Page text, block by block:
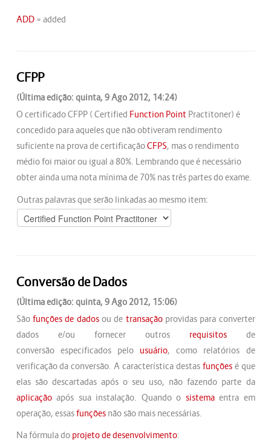
ADD= added
CFPP
(Última edição: quinta, 9 Ago 2012, 14:24)
O certificado CFPP ( Certified Function Point Practitoner) é
concedido para aqueles que não obtiveram rendimento
suficiente na prova de certificaçãoCFPS, mas o rendimento
médio foi maior ou igual a 80%. Lembrando que é necessário
obter ainda uma nota mínima de 70% nas três partes do exame.
Outras palavras que serão linkadas ao mesmo item:
Conversão de Dados
(Última edição: quinta, 9 Ago 2012, 15:06)
São funções de dadosou de transaçãoprovidas para converter
dados e/ou fornecer outros requisitosde
conversão especificados pelo usuário, como relatórios de
verificação da conversão. A característica destas funçõesé que
elas são descartadas após o seu uso, não fazendo parte da
aplicaçãoapós sua instalação. Quando o sistemaentra em
operação, essasfunçõesnão são mais necessárias.
Na fórmula do projeto de desenvolvimento: